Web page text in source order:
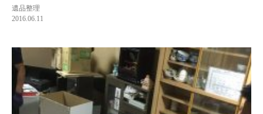
遺品整理
2016.06.11